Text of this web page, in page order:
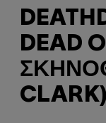
DEAD
CLARK)